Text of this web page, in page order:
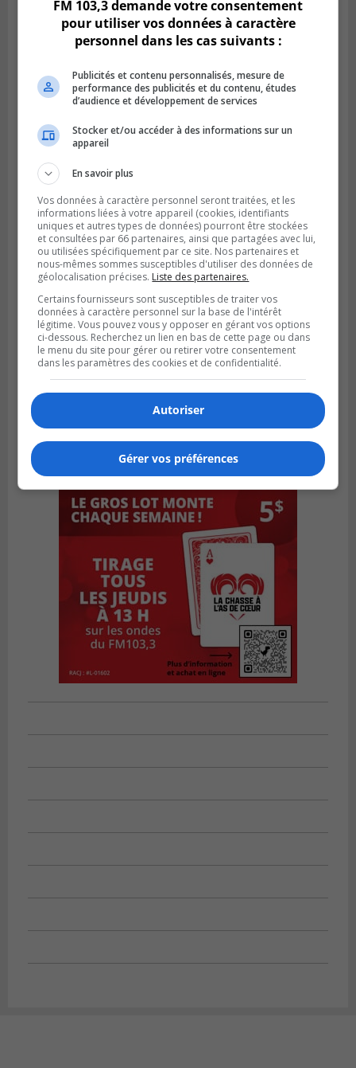
Publié le 6 août 2026 à 05h39
La grenade du camping du lac Cristal était
inoffensive
FM 103,3 demande votre consentement
pour utiliser vos données à caractère
personnel dans les cas suivants :
Publicités et contenu personnalisés, mesure de
performance des publicités et du contenu, études
d’audience et développement de services
Stocker et/ou accéder à des informations sur un
appareil
En savoir plus
Vos données à caractère personnel seront traitées, et les
informations liées à votre appareil (cookies, identifiants
uniques et autres types de données) pourront être stockées
et consultées par 66 partenaires, ainsi que partagées avec lui,
ou utilisées spécifiquement par ce site. Nos partenaires et
nous-mêmes sommes susceptibles d'utiliser des données de
géolocalisation précises. Liste des partenaires.
Certains fournisseurs sont susceptibles de traiter vos
données à caractère personnel sur la base de l'intérêt
légitime. Vous pouvez vous y opposer en gérant vos options
ci-dessous. Recherchez un lien en bas de cette page ou dans
le menu du site pour gérer ou retirer votre consentement
dans les paramètres des cookies et de confidentialité.
Autoriser
Gérer vos préférences